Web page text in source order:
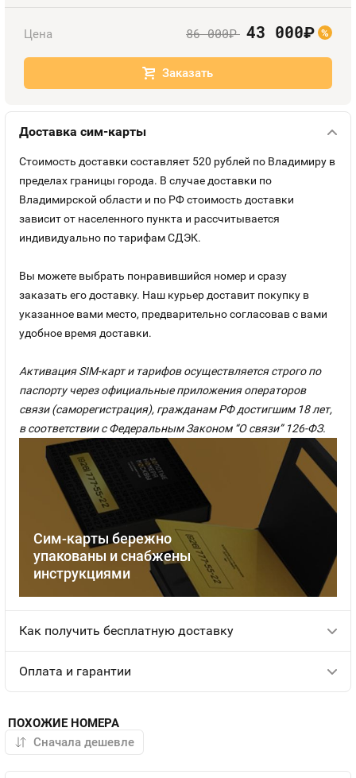
Контакты
Цена 86 000руб. 43 000руб. %
Заказать
Доставка сим-карты
Сим-карты бережно
упакованы и снабжены
инструкциями
Стоимость доставки составляет 520 рублей по Владимиру в
пределах границы города. В случае доставки по
Владимирской области и по РФ стоимость доставки
зависит от населенного пункта и рассчитывается
индивидуально по тарифам СДЭК.
Вы можете выбрать понравившийся номер и сразу
заказать его доставку. Наш курьер доставит покупку в
указанное вами место, предварительно согласовав с вами
удобное время доставки.
Активация SIM-карт и тарифов осуществляется строго по
паспорту через официальные приложения операторов
связи (саморегистрация), гражданам РФ достигшим 18 лет,
в соответствии с Федеральным Законом “О связи” 126-ФЗ.
Как получить бесплатную доставку
Оплата и гарантии
ПОХОЖИЕ НОМЕРА